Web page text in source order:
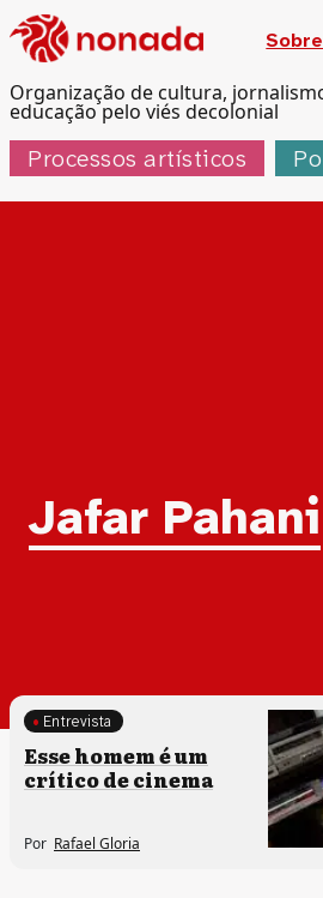
Organização de cultura,
educação pelo viés decolonial
Processos artísticos
Tag:
Jafar Pahani
Entrevista
Memória e patrimônio
Esse homem é um
crítico de cinema
Por Rafael Gloria